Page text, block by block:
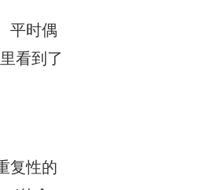
平时偶
看到了
复性的